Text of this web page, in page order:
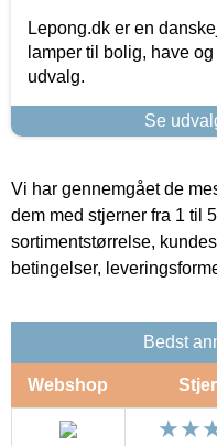
Lepong.dk er en
lamper til bolig, have
udvalg.
Se
Vi har gennemgået de
dem med stjerner fra 1 til
sortimentstørrelse,
betingelser,
Bedst
Webshop